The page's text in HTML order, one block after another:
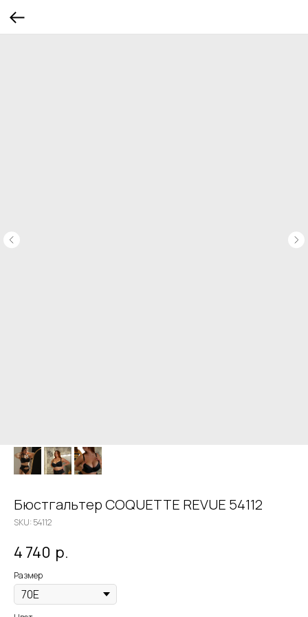
Бюстгальтер COQUETTE REVUE 54112
SKU: 54112
4 740 р.
Размер